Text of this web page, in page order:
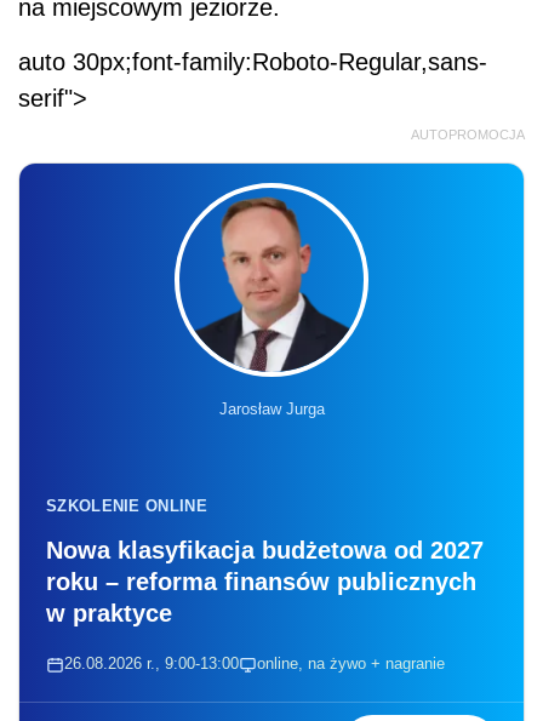
na miejscowym jeziorze.
auto 30px;font-family:Roboto-Regular,sans-
serif">
AUTOPROMOCJA
Jarosław Jurga
SZKOLENIE ONLINE
Nowa klasyfikacja budżetowa od 2027
roku – reforma finansów publicznych
w praktyce
26.08.2026 r., 9:00-13:00 online, na żywo + nagranie